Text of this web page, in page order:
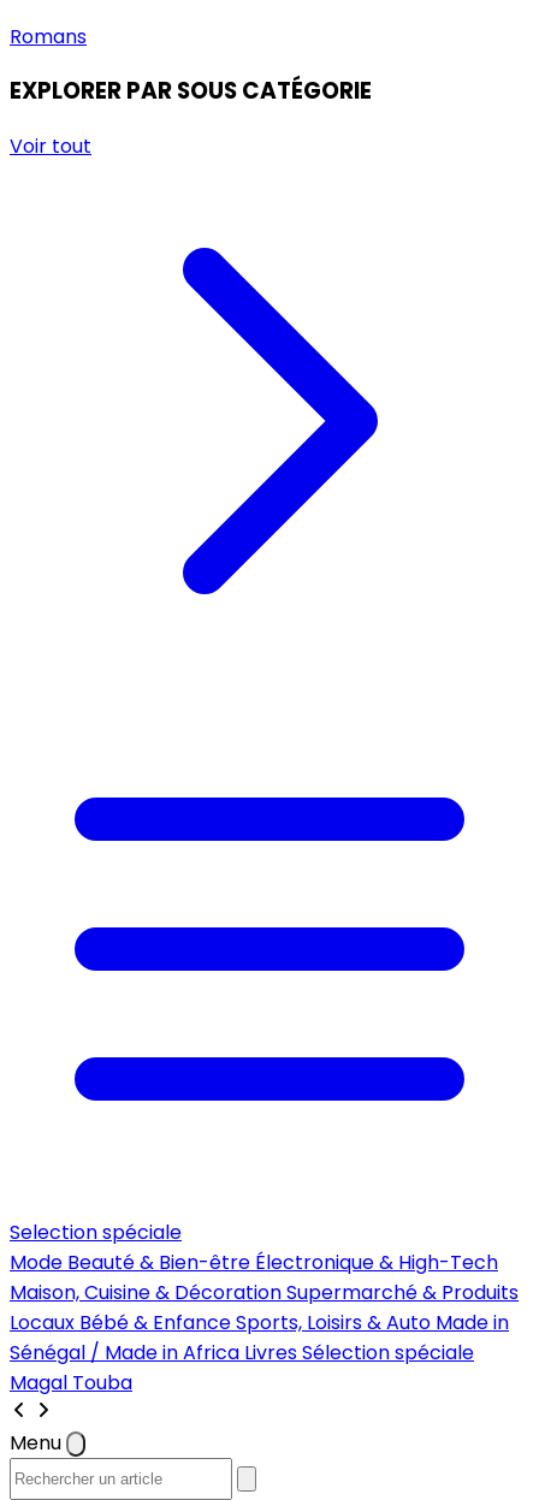
Romans
EXPLORER PAR SOUS CATÉGORIE
Voir tout
Selection spéciale
Mode Beauté & Bien-être Électronique & High-Tech
Maison, Cuisine & DécorationSupermarché & Produits
Locaux Bébé & EnfanceSports, Loisirs & Auto Made in
Sénégal / Made in Africa LivresSélection spéciale
Magal Touba
Menu